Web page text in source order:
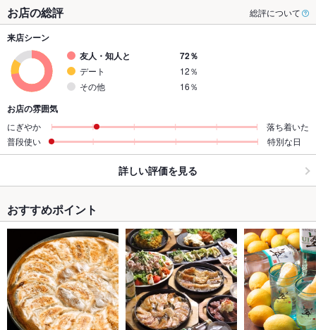
お店の総評 総評について
来店シーン
友人・知人と
72％
デート
12％
その他
16％
お店の雰囲気
にぎやか
落ち着いた
普段使い
特別な日
詳しい評価を見る
おすすめポイント